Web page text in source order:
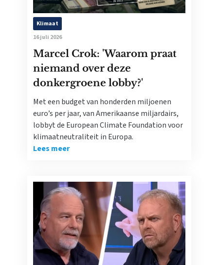
Klimaat
16 juli 2026
Marcel Crok: 'Waarom praat
niemand over deze
donkergroene lobby?'
Met een budget van honderden miljoenen
euro’s per jaar, van Amerikaanse miljardairs,
lobbyt de European Climate Foundation voor
klimaatneutraliteit in Europa.
Lees meer